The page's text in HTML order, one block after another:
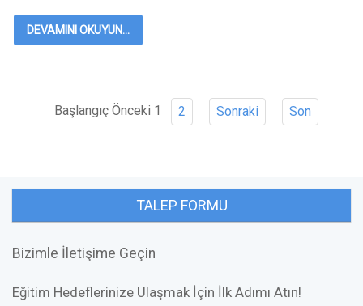
DEVAMINI OKUYUN...
Başlangıç Önceki 1 2 Sonraki Son
TALEP FORMU
Bizimle İletişime Geçin
Eğitim Hedeflerinize Ulaşmak İçin İlk Adımı Atın!